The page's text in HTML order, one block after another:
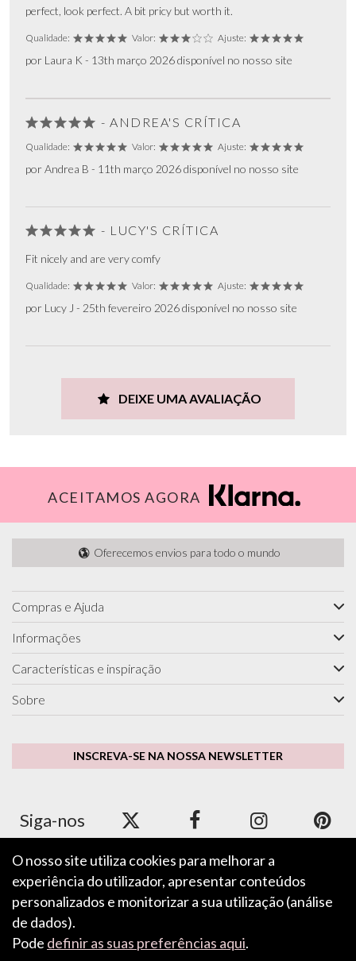
perfect, look perfect. A bit pricy but worth it.
Qualidade: Valor: Ajuste:
por Laura K - 13th março 2026 disponível no nosso site
- ANDREA'S CRÍTICA
Qualidade: Valor: Ajuste:
por Andrea B - 11th março 2026 disponível no nosso site
- LUCY'S CRÍTICA
Fit nicely and are very comfy
Qualidade: Valor: Ajuste:
por Lucy J - 25th fevereiro 2026 disponível no nosso site
DEIXE UMA AVALIAÇÃO
ACEITAMOS AGORA
Oferecemos envios para todo o mundo
Compras e Ajuda
Informações
Características e inspiração
Sobre
INSCREVA-SE NA NOSSA NEWSLETTER
Siga-nos
Aceitamos Apple Pay, Google Pay, PayPal e cartões de
O nosso site utiliza cookies para melhorar a
experiência do utilizador, apresentar conteúdos
personalizados e monitorizar a sua utilização (análise
de dados).
Pode definir as suas preferências aqui.